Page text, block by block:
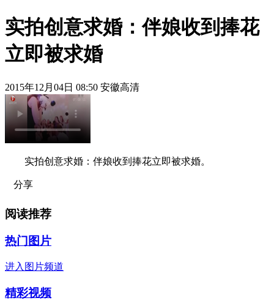
实拍创意求婚：伴娘收到捧花
立即被求婚
2015年12月04日 08:50 安徽高清
实拍创意求婚：伴娘收到捧花立即被求婚。
分享
阅读推荐
热门图片
进入图片频道
精彩视频